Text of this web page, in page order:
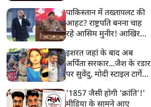
पाकिस्तान में तख्तापलट की
आहट? राष्ट्रपति बनना चाह
रहे आसिम मुनीर! आखिर
बनाया मोहरा?
इशरत जहां के बाद अब
अर्पिता सरकार...जैश के रडार
पर सुवेंदु, मोदी स्टाइल टार्गेट
बड़ा एक्शन!
'1857 जैसी होगी 'क्रांति'!'
मीडिया के सामने आए